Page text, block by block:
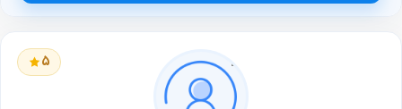
5